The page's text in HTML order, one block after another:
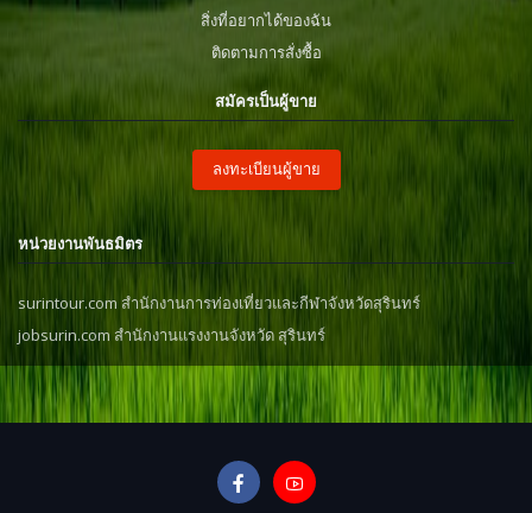
สิ่งที่อยากได้ของฉัน
ติดตามการสั่งซื้อ
สมัครเป็นผู้ขาย
ลงทะเบียนผู้ขาย
หน่วยงานพันธมิตร
surintour.com สำนักงานการท่องเที่ยวและกีฬาจังหวัดสุรินทร์
jobsurin.com สำนักงานแรงงานจังหวัด สุรินทร์